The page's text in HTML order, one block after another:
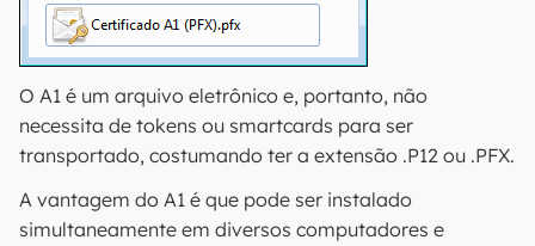
O A1 é um arquivo eletrônico e, portanto, não
necessita de tokens ou smartcards para ser
transportado, costumando ter a extensão .P12 ou .PFX.
A vantagem do A1 é que pode ser instalado
simultaneamente em diversos computadores e